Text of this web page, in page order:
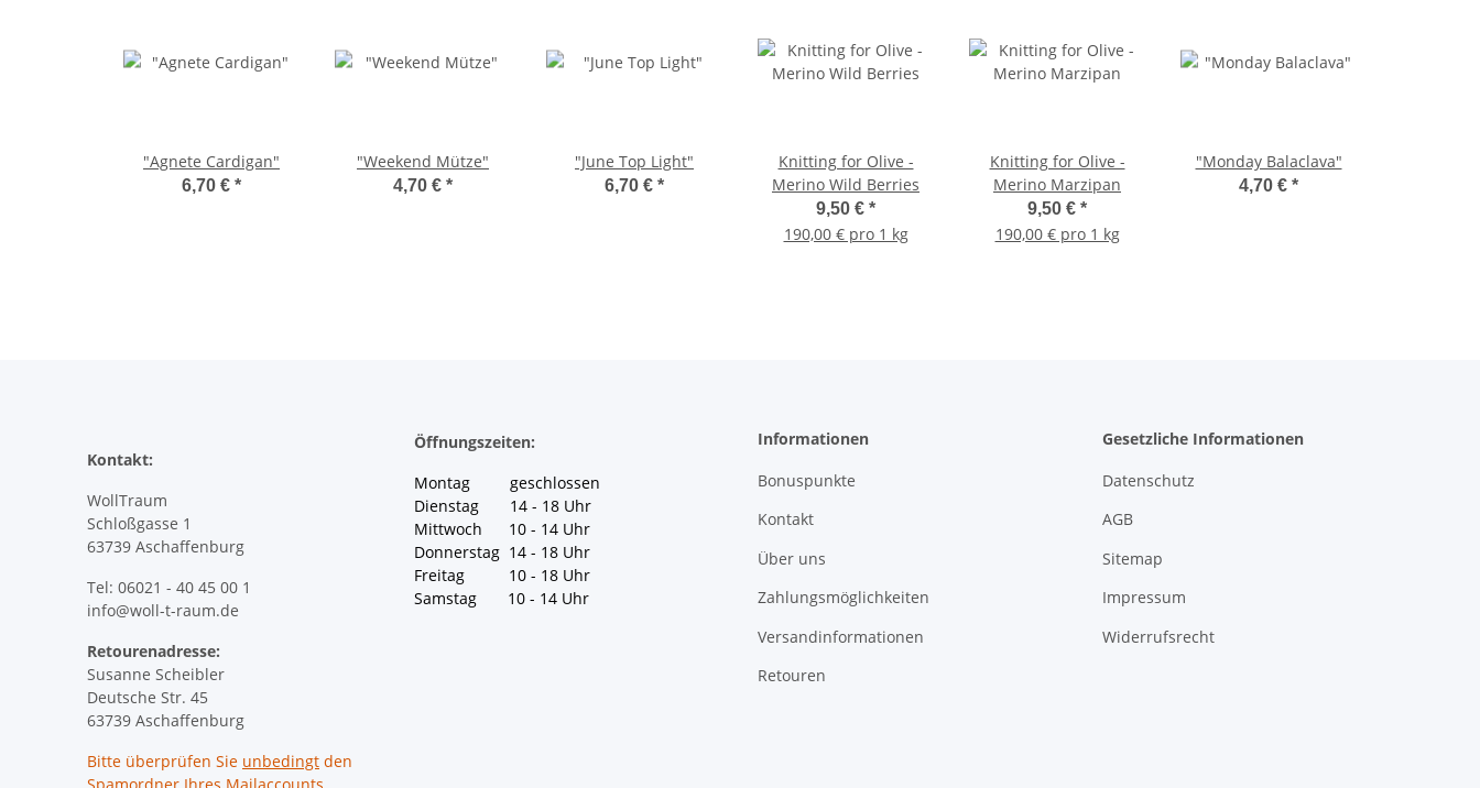
"Agnete Cardigan"
6,70 € *
"Weekend Mütze"
4,70 € *
"June Top Light"
6,70 € *
Knitting for Olive -
Merino Wild Berries
9,50 € *
190,00 € pro 1 kg
Knitting for Olive -
Merino Marzipan
9,50 € *
190,00 € pro 1 kg
"Monday Balaclava"
4,70 € *
Kontakt:
WollTraum
Schloßgasse 1
63739 Aschaffenburg
Tel: 06021 - 40 45 00 1
info@woll-t-raum.de
Retourenadresse:
Susanne Scheibler
Deutsche Str. 45
63739 Aschaffenburg
Bitte überprüfen Sie unbedingt den
Öffnungszeiten:
Montag geschlossen
Dienstag 14 - 18 Uhr
Mittwoch 10 - 14 Uhr
Donnerstag 14 - 18 Uhr
Freitag 10 - 18 Uhr
Samstag 10 - 14 Uhr
Informationen
Bonuspunkte
Kontakt
Über uns
Zahlungsmöglichkeiten
Versandinformationen
Retouren
Gesetzliche Informationen
Datenschutz
AGB
Sitemap
Impressum
Widerrufsrecht